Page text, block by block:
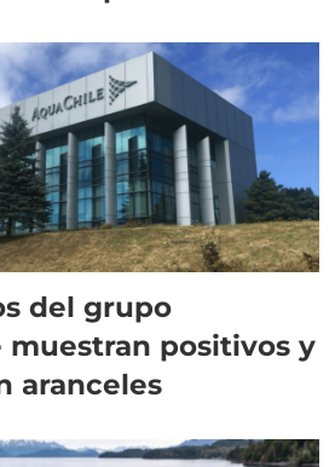
del grupo
muestran positivos y
aranceles